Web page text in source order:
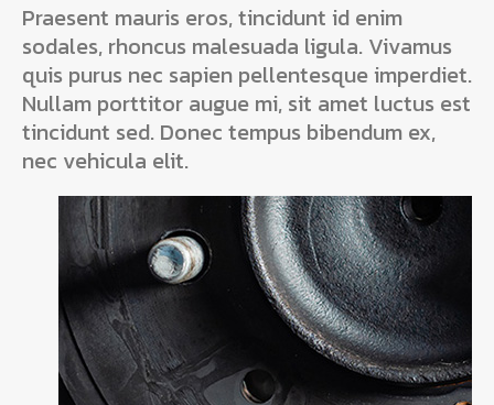
Praesent mauris eros, tincidunt id enim
sodales, rhoncus malesuada ligula. Vivamus
quis purus nec sapien pellentesque imperdiet.
Nullam porttitor augue mi, sit amet luctus est
tincidunt sed. Donec tempus bibendum ex,
nec vehicula elit.